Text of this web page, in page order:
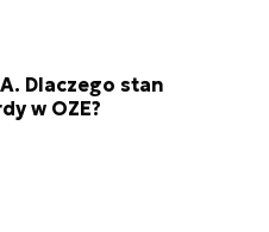
Dlaczego stan
w OZE?